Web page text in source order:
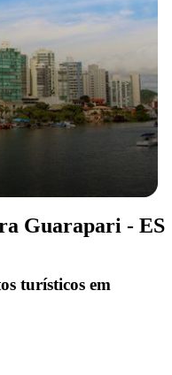
Guarapari - ES
turísticos em